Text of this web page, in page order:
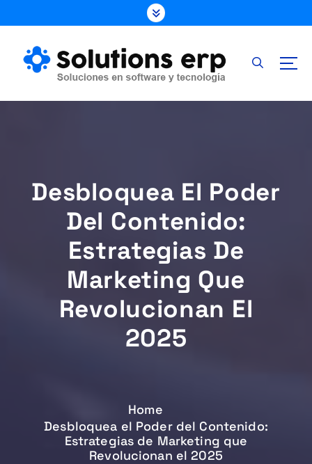
k
c
Desbloquea El Poder
Del Contenido:
Estrategias De
Marketing Que
Revolucionan El
2025
Home
Desbloquea el Poder del Contenido:
Estrategias de Marketing que
Revolucionan el 2025